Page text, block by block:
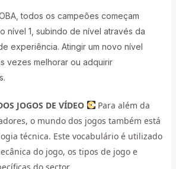
todos os campeões começam
nível 1, subindo de nível através da
experiência. Atingir um novo nível
vezes melhorar ou adquirir
JOGOS DE VÍDEO
Para além da
o mundo dos jogos também está
técnica. Este vocabulário é utilizado
do jogo, os tipos de jogo e